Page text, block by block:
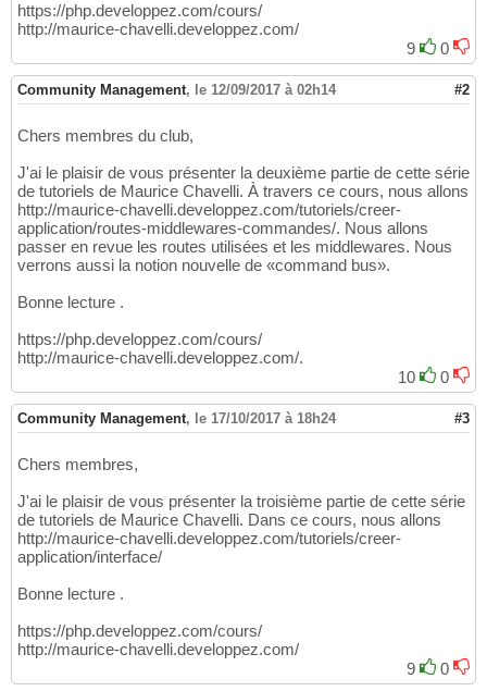
https://php.developpez.com/cours/
http://maurice-chavelli.developpez.com/
9
0
Community Management, le 12/09/2017 à 02h14 #2
Chers membres du club,
J'ai le plaisir de vous présenter la deuxième partie de cette série
de tutoriels de Maurice Chavelli. À travers ce cours, nous allons
http://maurice-chavelli.developpez.com/tutoriels/creer-
application/routes-middlewares-commandes/. Nous allons
passer en revue les routes utilisées et les middlewares. Nous
verrons aussi la notion nouvelle de «command bus».
Bonne lecture .
https://php.developpez.com/cours/
http://maurice-chavelli.developpez.com/.
10
0
Community Management, le 17/10/2017 à 18h24 #3
Chers membres,
J'ai le plaisir de vous présenter la troisième partie de cette série
de tutoriels de Maurice Chavelli. Dans ce cours, nous allons
http://maurice-chavelli.developpez.com/tutoriels/creer-
application/interface/
Bonne lecture .
https://php.developpez.com/cours/
http://maurice-chavelli.developpez.com/
9
0